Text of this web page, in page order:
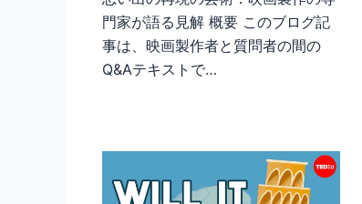
門家が語る見解 概要 このブログ記
事は、映画製作者と質問者の間の
Q&Aテキストで…